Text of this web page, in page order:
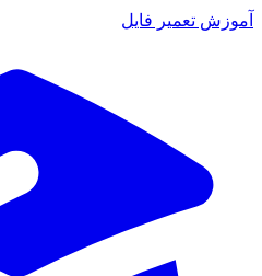
تعمیر فایل